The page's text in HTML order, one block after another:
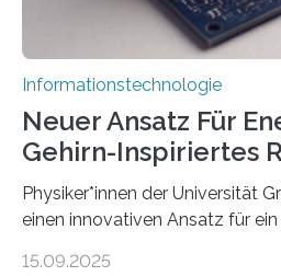
Informationstechnologie
Neuer Ansatz Für
Gehirn-Inspiriertes
Physiker*innen der Universität
einen innovativen Ansatz für
Lösungsweg ist inspiriert vom
15.09.2025